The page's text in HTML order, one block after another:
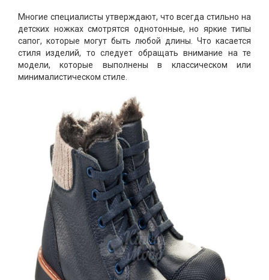
Многие специалисты утверждают, что всегда стильно на
детских ножках смотрятся однотонные, но яркие типы
сапог, которые могут быть любой длины. Что касается
стиля изделий, то следует обращать внимание на те
модели, которые выполнены в классическом или
минималистическом стиле.